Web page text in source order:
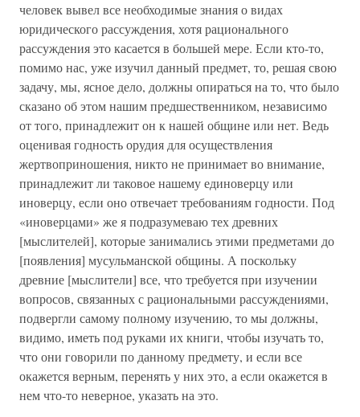
человек вывел все необходимые знания о видах
юридического рассуждения, хотя рационального
рассуждения это касается в большей мере. Если кто-то,
помимо нас, уже изучил данный предмет, то, решая свою
задачу, мы, ясное дело, должны опираться на то, что было
сказано об этом нашим предшественником, независимо
от того, принадлежит он к нашей общине или нет. Ведь
оценивая годность орудия для осуществления
жертвоприношения, никто не принимает во внимание,
принадлежит ли таковое нашему единоверцу или
иноверцу, если оно отвечает требованиям годности. Под
«иноверцами» же я подразумеваю тех древних
[мыслителей], которые занимались этими предметами до
[появления] мусульманской общины. А поскольку
древние [мыслители] все, что требуется при изучении
вопросов, связанных с рациональными рассуждениями,
подвергли самому полному изучению, то мы должны,
видимо, иметь под руками их книги, чтобы изучать то,
что они говорили по данному предмету, и если все
окажется верным, перенять у них это, а если окажется в
нем что-то неверное, указать на это.